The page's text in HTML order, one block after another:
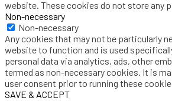
website. These cookies do not store any
Non-necessary
Non-necessary
Any cookies that may not be particularly
website to function and is used
personal data via analytics, ads, other
termed as non-necessary cookies. It is
user consent prior to running these
SAVE & ACCEPT